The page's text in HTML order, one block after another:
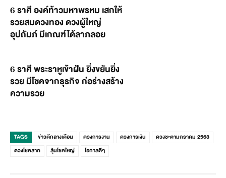
6 ราศี องค์ท้าวมหาพรหม เสกให้
รวยสมดวงทอง ดวงผู้ใหญ่
อุปถัมภ์ มีเกณฑ์ได้ลาภลอย
6 ราศี พระราหูเข้าฝัน ยิ่งขยันยิ่ง
รวย มีโชคจากธุรกิจ ก่อร่างสร้าง
ความรวย
TAGS ข่าวดีกลางเดือน ดวงการงาน ดวงการเงิน
ดวงชะตามกราคม 2568
ดวงโชคลาภ
ลุ้นโชคใหญ่ โอกาสดีๆ